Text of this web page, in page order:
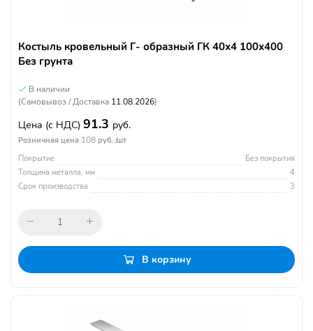
Костыль кровельный Г- образный ГК 40х4 100х400
Без грунта
В наличии
(Самовывоз / Доставка 11.08.2026)
Цена (с НДС) 91.3 руб.
Розничная цена 108 руб. /шт
Покрытие
Без покрытия
Толщина металла, мм
4
Срок производства
3
В корзину